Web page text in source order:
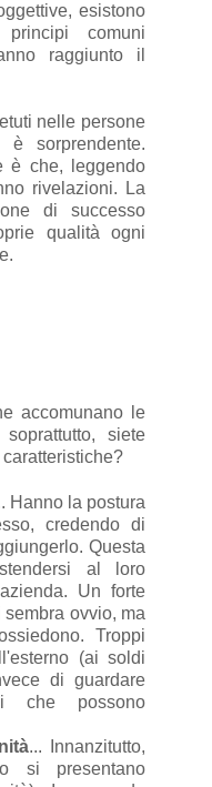
esistono
comuni
raggiunto il
nelle persone
sorprendente.
è che, leggendo
rivelazioni. La
di successo
qualità ogni
accomunano le
siete
Hanno la postura
credendo di
Questa
al loro
Un forte
ovvio, ma
Troppi
(ai soldi
di guardare
che possono
... Innanzitutto,
si presentano